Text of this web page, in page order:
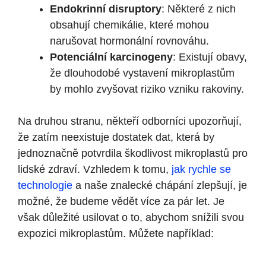
Endokrinní disruptory: Některé z nich
obsahují chemikálie, které mohou
narušovat hormonální rovnováhu.
Potenciální karcinogeny: Existují obavy,
že dlouhodobé vystavení mikroplastům
by mohlo zvyšovat riziko vzniku rakoviny.
Na druhou stranu, někteří odborníci upozorňují,
že zatím neexistuje dostatek dat, která by
jednoznačně potvrdila škodlivost mikroplastů pro
lidské zdraví. Vzhledem k tomu, jak rychle se
technologie a naše znalecké chápání zlepšují, je
možné, že budeme vědět více za pár let. Je
však důležité usilovat o to, abychom snížili svou
expozici mikroplastům. Můžete například: